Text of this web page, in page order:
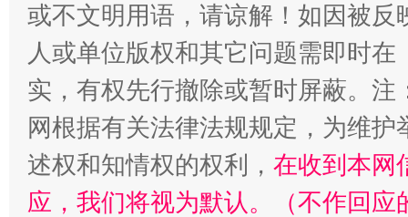
招工难、用工荒背后
或不文明用语，请谅解！如因被
人或单位版权和其它问题需即时在
实，有权先行撤除或暂时屏蔽。
网根据有关法律法规规定，为维
述权和知情权的权利， 在收到本网
应，我们将视为默认。（不作回应